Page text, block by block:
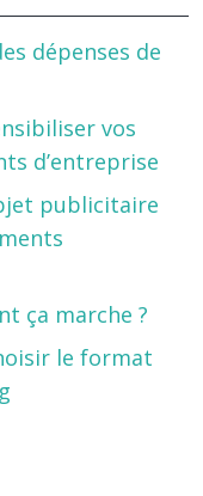
dépenses de
vos
d’entreprise
publicitaire
ça marche ?
le format